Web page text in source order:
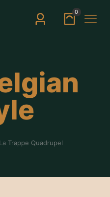
0
La Trappe Quadrupel